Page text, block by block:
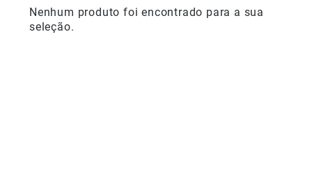
Nenhum produto foi encontrado para a sua
seleção.